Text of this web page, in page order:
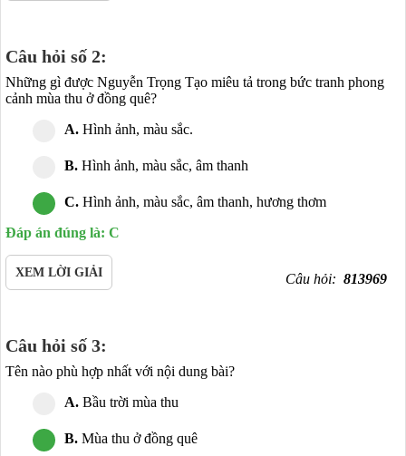
Câu hỏi số 2:
Những gì được Nguyễn Trọng Tạo miêu tả trong bức tranh phong
cảnh mùa thu ở đồng quê?
A. Hình ảnh, màu sắc.
B. Hình ảnh, màu sắc, âm thanh
C. Hình ảnh, màu sắc, âm thanh, hương thơm
Đáp án đúng là: C
XEM LỜI GIẢI Câu hỏi: 813969
Câu hỏi số 3:
Tên nào phù hợp nhất với nội dung bài?
A. Bầu trời mùa thu
B. Mùa thu ở đồng quê